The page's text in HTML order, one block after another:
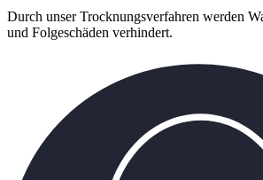
Durch unser Trocknungsverfahren werden
und Folgeschäden verhindert.